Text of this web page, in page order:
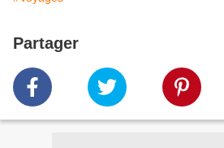
Partager